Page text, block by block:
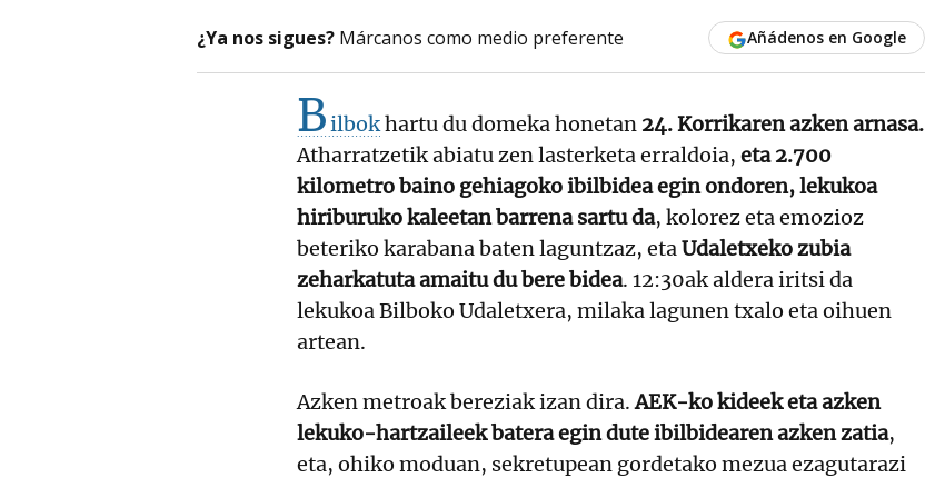
¿Ya nos sigues? Márcanos como medio preferente Añádenos en Google
Bilbokhartu du domeka honetan 24. Korrikaren azken arnasa.
Atharratzetik abiatu zen lasterketa erraldoia, eta 2.700
kilometro baino gehiagoko ibilbidea egin ondoren, lekukoa
hiriburuko kaleetan barrena sartu da, kolorez eta emozioz
beteriko karabana baten laguntzaz, etaUdaletxeko zubia
zeharkatuta amaitu du bere bidea. 12:30ak aldera iritsi da
lekukoa Bilboko Udaletxera, milaka lagunen txalo eta oihuen
artean.
Azken metroak bereziak izan dira.AEK-ko kideek eta azken
lekuko-hartzaileek batera egin dute ibilbidearen azken zatia,
eta, ohiko moduan, sekretupean gordetako mezua ezagutarazi